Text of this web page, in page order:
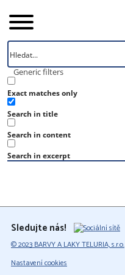
Generic filters
Exact matches only
Search in title
Search in content
Search in excerpt
Úvod
Vzorník
S 1050-R90B
S 1050-R90B
Sledujte nás!
© 2023 BARVY A LAKY TELURIA, s.r.o.
Nastavení cookies